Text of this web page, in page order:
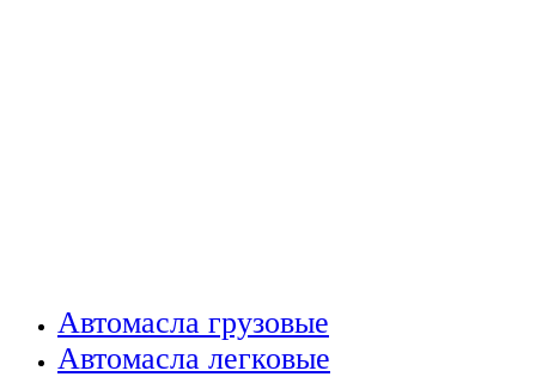
Автомасла грузовые
Автомасла легковые